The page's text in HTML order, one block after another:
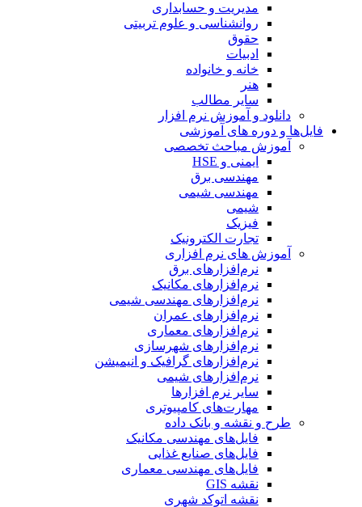
مدیریت و حسابداری
روانشناسی و علوم تربیتی
حقوق
ادبیات
خانه و خانواده
هنر
سایر مطالب
دانلود و آموزش نرم افزار
فایل‌ها و دوره های آموزشی
آموزش مباحث تخصصی
ایمنی و HSE
مهندسی برق
مهندسی شیمی
شیمی
فیزیک
تجارت الکترونیک
آموزش های نرم افزاری
نرم‌افزارهای برق
نرم‌افزارهای مکانیک
نرم‌افزارهای مهندسی شیمی
نرم‌افزارهای عمران
نرم‌افزارهای معماری
نرم‌افزارهای شهرسازی
نرم‌افزارهای گرافیک و انیمیشن
نرم‌افزارهای شیمی
سایر نرم افزارها
مهارت‌های کامپیوتری
طرح و نقشه و بانک داده
فایل‌های مهندسی مکانیک
فایل‌های صنایع غذایی
فایل‌های مهندسی معماری
نقشه GIS
نقشه اتوکد شهری